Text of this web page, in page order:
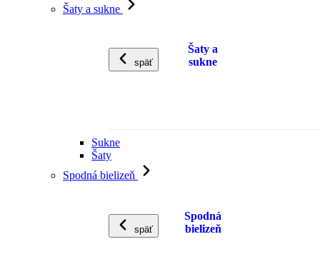
Šaty a sukne
späť
Šaty a
sukne
Sukne
Šaty
Spodná bielizeň
späť
Spodná
bielizeň